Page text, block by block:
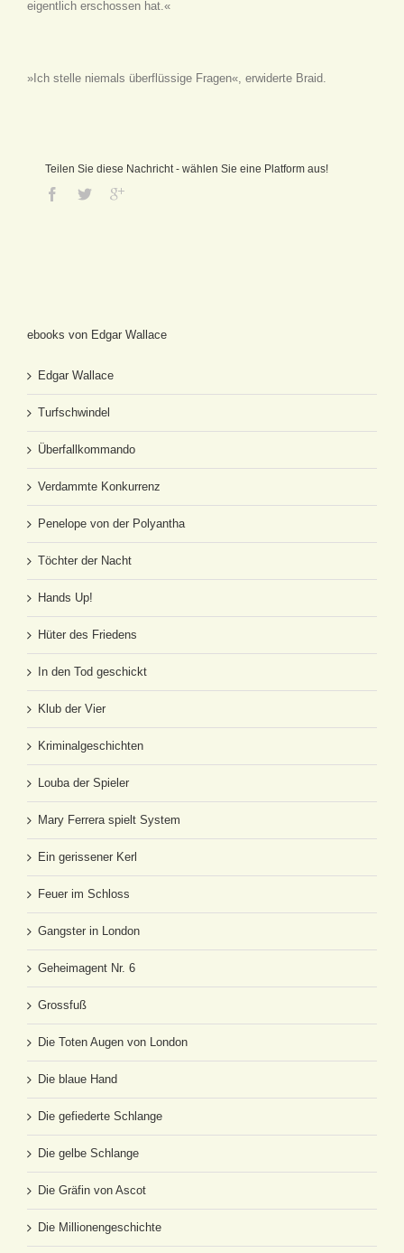
eigentlich erschossen hat.«
»Ich stelle niemals überflüssige Fragen«, erwiderte Braid.
Teilen Sie diese Nachricht - wählen Sie eine Platform aus!
ebooks von Edgar Wallace
Edgar Wallace
Turfschwindel
Überfallkommando
Verdammte Konkurrenz
Penelope von der Polyantha
Töchter der Nacht
Hands Up!
Hüter des Friedens
In den Tod geschickt
Klub der Vier
Kriminalgeschichten
Louba der Spieler
Mary Ferrera spielt System
Ein gerissener Kerl
Feuer im Schloss
Gangster in London
Geheimagent Nr. 6
Grossfuß
Die Toten Augen von London
Die blaue Hand
Die gefiederte Schlange
Die gelbe Schlange
Die Gräfin von Ascot
Die Millionengeschichte